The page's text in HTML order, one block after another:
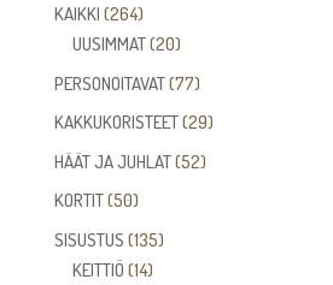
KAIKKI 264264
tuotetta
UUSIMMAT 2020
tuotetta
PERSONOITAVAT 7777
tuotetta
KAKKUKORISTEET 2929
HÄÄT JA JUHLAT 5252
KORTIT 5050
tuotetta
SISUSTUS 135135
KEITTIÖ 1414